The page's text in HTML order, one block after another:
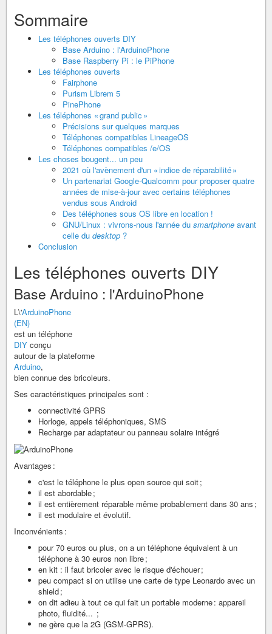
Sommaire
Les téléphones ouverts DIY
Base Arduino : l'ArduinoPhone
Base Raspberry Pi : le PiPhone
Les téléphones ouverts
Fairphone
Purism Librem 5
PinePhone
Les téléphones « grand public »
Précisions sur quelques marques
Téléphones compatibles LineageOS
Téléphones compatibles /e/OS
Les choses bougent... un peu
2021 où l'avènement d'un « indice de réparabilité »
Un partenariat Google-Qualcomm pour proposer quatre
années de mise-à-jour avec certains téléphones
vendus sous Android
Des téléphones sous OS libre en location !
GNU/Linux : vivrons-nous l'année du smartphone avant
celle du desktop ?
Conclusion
Les téléphones ouverts DIY
Base Arduino : l'ArduinoPhone
L\'ArduinoPhone
(EN)
est un téléphone
DIY conçu
autour de la plateforme
Arduino,
bien connue des bricoleurs.
Ses caractéristiques principales sont :
connectivité GPRS
Horloge, appels téléphoniques, SMS
Recharge par adaptateur ou panneau solaire intégré
Avantages :
c'est le téléphone le plus open source qui soit ;
il est abordable ;
il est entièrement réparable même probablement dans 30 ans ;
il est modulaire et évolutif.
Inconvénients :
pour 70 euros ou plus, on a un téléphone équivalent à un
téléphone à 30 euros non libre ;
en kit : il faut bricoler avec le risque d'échouer ;
peu compact si on utilise une carte de type Leonardo avec un
shield ;
on dit adieu à tout ce qui fait un portable moderne : appareil
photo, fluidité... ;
ne gère que la 2G (GSM-GPRS).